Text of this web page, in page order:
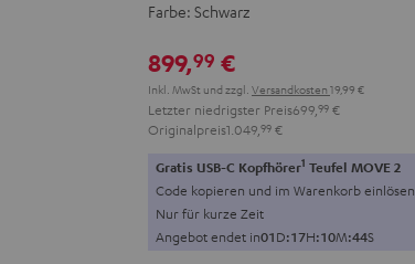
Farbe: Schwarz
899,99 €
Inkl. MwSt und zzgl. Versandkosten 19,99 €
Letzter niedrigster Preis699, 99 €
Originalpreis1.049, 99 €
Gratis USB-C Kopfhörer1 Teufel MOVE 2
Code kopieren und im Warenkorb einlösen.
Nur für kurze Zeit
Angebot endet in01D:17H:10M:43S